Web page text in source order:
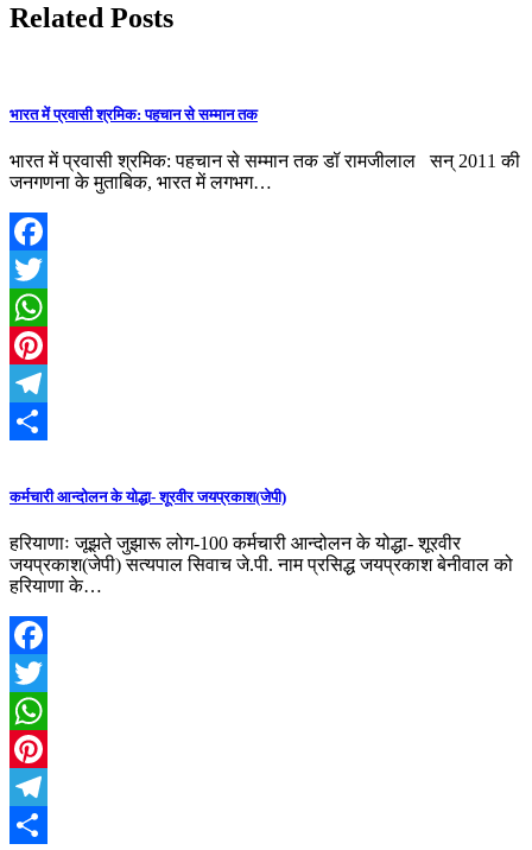
Related Posts
भारत में प्रवासी श्रमिक: पहचान से सम्मान तक
भारत में प्रवासी श्रमिक: पहचान से सम्मान तक डॉ रामजीलाल सन् 2011 की
जनगणना के मुताबिक, भारत में लगभग…
Facebook
Twitter
WhatsApp
Pinterest
Telegram
कर्मचारी आन्दोलन के योद्धा- शूरवीर जयप्रकाश(जेपी)
हरियाणाः जूझते जुझारू लोग-100 कर्मचारी आन्दोलन के योद्धा- शूरवीर
जयप्रकाश(जेपी) सत्यपाल सिवाच जे.पी. नाम प्रसिद्ध जयप्रकाश बेनीवाल को
हरियाणा के…
Facebook
Twitter
WhatsApp
Pinterest
Telegram